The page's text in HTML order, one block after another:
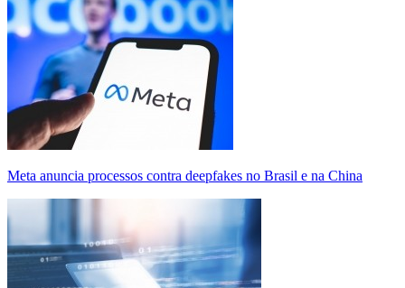
Meta anuncia processos contra deepfakes no Brasil e na China